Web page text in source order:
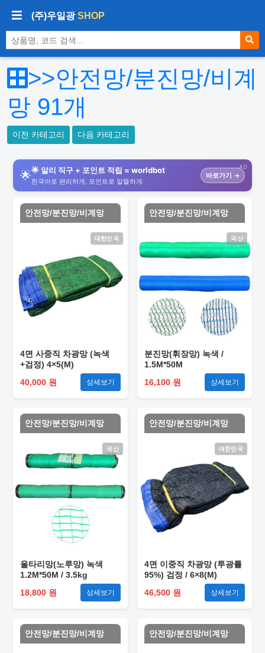
(주)우일광SHOP
상품 검색
>>안전망/분진망/비계
망 91개
이전 카테고리 다음 카테고리
AD
🌟🌟 알리 직구 + 포인트 적립 = worldbot
한국어로 편리하게, 포인트로 알뜰하게
바로가기 →
안전망/분진망/비계망
대한민국
4면 사중직 차광망 (녹색
+검정) 4×5(M)
40,000 원
상세보기
안전망/분진망/비계망
국산
분진망(휘장망) 녹색 /
1.5M*50M
16,100 원
상세보기
안전망/분진망/비계망
국산
울타리망(노루망) 녹색
1.2M*50M / 3.5kg
18,800 원
상세보기
안전망/분진망/비계망
대한민국
4면 이중직 차광망 (투광률
95%) 검정 / 6×8(M)
46,500 원
상세보기
안전망/분진망/비계망 안전망/분진망/비계망